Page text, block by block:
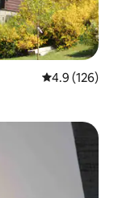
從 126 則評
4.9 (126)